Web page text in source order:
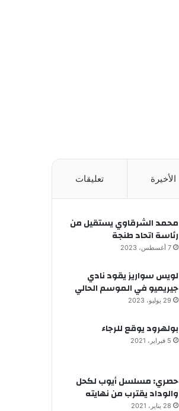
الأخيرة تعليقات
محمد الشرقاوي يستقيل من
رئاسة اتحاد طنجة
7 أغسطس، 2023
لويس سواريز يقود نادي
جيريميو في الموسم الحالي
29 يوليو، 2023
بولهرود يوقع للرجاء
5 فبراير، 2021
حصري: مسلسل أيوب لكحل
والوداد يقترب من نهايته
28 يناير، 2021